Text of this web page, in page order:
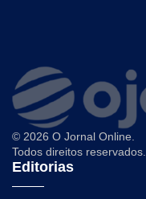
© 2026 O Jornal Online.
Todos direitos reservados.
Editorias